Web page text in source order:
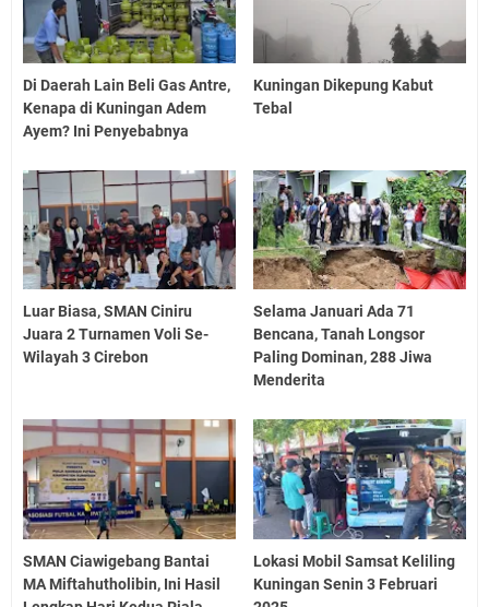
Di Daerah Lain Beli Gas Antre,
Kenapa di Kuningan Adem
Ayem? Ini Penyebabnya
Kuningan Dikepung Kabut
Tebal
Luar Biasa, SMAN Ciniru
Juara 2 Turnamen Voli Se-
Wilayah 3 Cirebon
Selama Januari Ada 71
Bencana, Tanah Longsor
Paling Dominan, 288 Jiwa
Menderita
SMAN Ciawigebang Bantai
MA Miftahutholibin, Ini Hasil
Lokasi Mobil Samsat Keliling
Kuningan Senin 3 Februari